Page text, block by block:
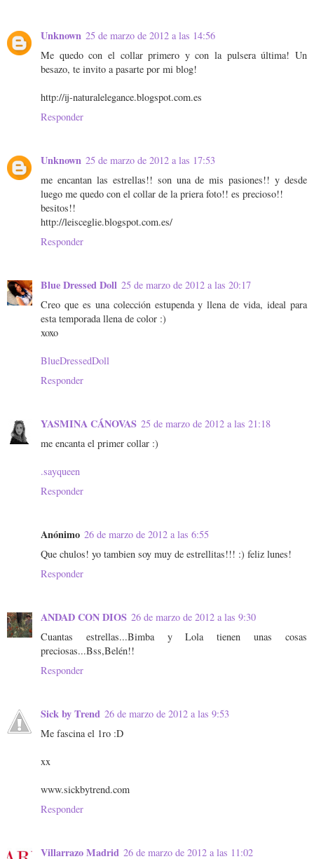
Unknown 25 de marzo de 2012 a las 14:56
Me quedo con el collar primero y con la pulsera última! Un
besazo, te invito a pasarte por mi blog!
http://ij-naturalelegance.blogspot.com.es
Responder
Unknown 25 de marzo de 2012 a las 17:53
me encantan las estrellas!! son una de mis pasiones!! y desde
luego me quedo con el collar de la priera foto!! es precioso!!
besitos!!
http://leisceglie.blogspot.com.es/
Responder
Blue Dressed Doll 25 de marzo de 2012 a las 20:17
Creo que es una colección estupenda y llena de vida, ideal para
esta temporada llena de color :)
xoxo
BlueDressedDoll
Responder
YASMINA CÁNOVAS 25 de marzo de 2012 a las 21:18
me encanta el primer collar :)
.sayqueen
Responder
Anónimo 26 de marzo de 2012 a las 6:55
Que chulos! yo tambien soy muy de estrellitas!!! :) feliz lunes!
Responder
ANDAD CON DIOS 26 de marzo de 2012 a las 9:30
Cuantas estrellas...Bimba y Lola tienen unas cosas
preciosas...Bss,Belén!!
Responder
Sick by Trend 26 de marzo de 2012 a las 9:53
Me fascina el 1ro :D
xx
www.sickbytrend.com
Responder
Villarrazo Madrid 26 de marzo de 2012 a las 11:02